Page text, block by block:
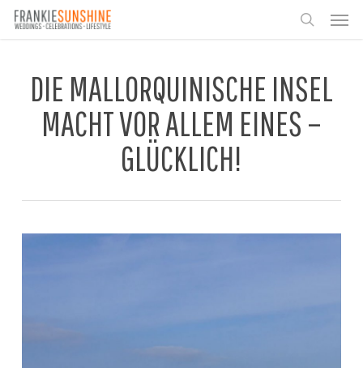
Skip
DIE MALLORQUINISCHE INSEL
MACHT VOR ALLEM EINES –
GLÜCKLICH!